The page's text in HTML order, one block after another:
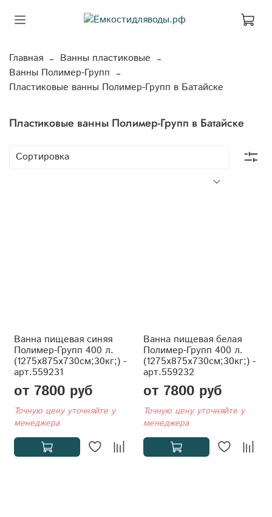
Главная
Ванны пластиковые
Ванны Полимер-Групп
Пластиковые ванны Полимер-Групп в Батайске
Пластиковые ванны Полимер-Групп в Батайске
Ванна пищевая синяя
Полимер-Групп 400 л.
(1275x875x730см;30кг;) -
арт.559231
от 7800 руб
Точную цену уточняйте у
менеджера
Ванна пищевая белая
Полимер-Групп 400 л.
(1275x875x730см;30кг;) -
арт.559232
от 7800 руб
Точную цену уточняйте у
менеджера